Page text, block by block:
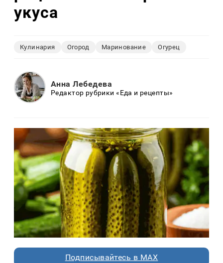
укуса
Кулинария Огород Маринование Огурец
Анна Лебедева
Редактор рубрики «Еда и рецепты»
Подписывайтесь в MAX